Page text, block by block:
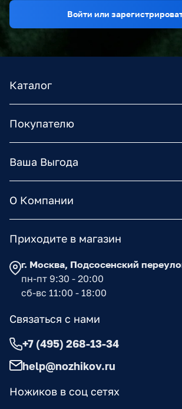
Войти или
Каталог
Покупателю
Ваша Выгода
О Компании
Ножиков в соц сетях
Приходите в магазин
г. Москва, Подсосенский
пн-пт 9:30 - 20:00
сб-вс 11:00 - 18:00
Связаться с нами
+7 (495) 268-13-34
help@nozhikov.ru